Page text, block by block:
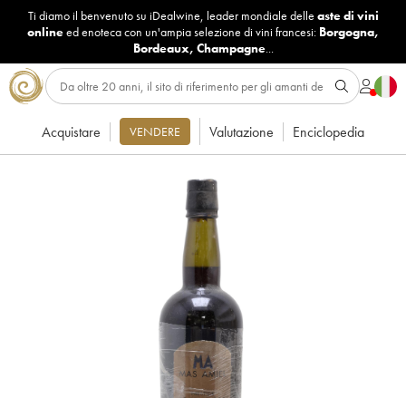
Ti diamo il benvenuto su iDealwine, leader mondiale delle aste di vini
onlineed enoteca con un'ampia selezione di vini francesi: Borgogna,
Bordeaux, Champagne...
Acquistare VENDERE Valutazione Enciclopedia